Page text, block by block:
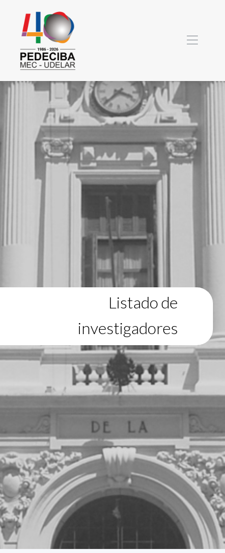
Listado de
investigadores